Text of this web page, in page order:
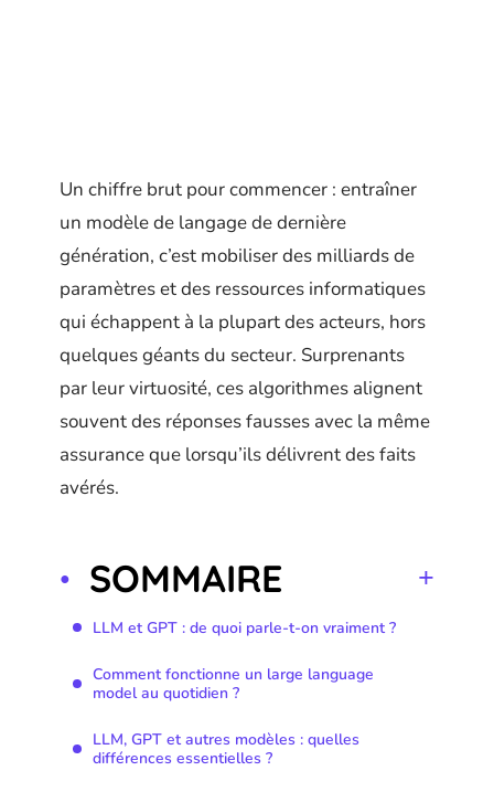
Un chiffre brut pour commencer : entraîner
un modèle de langage de dernière
génération, c’est mobiliser des milliards de
paramètres et des ressources informatiques
qui échappent à la plupart des acteurs, hors
quelques géants du secteur. Surprenants
par leur virtuosité, ces algorithmes alignent
souvent des réponses fausses avec la même
assurance que lorsqu’ils délivrent des faits
avérés.
SOMMAIRE
LLM et GPT : de quoi parle-t-on vraiment ?
Comment fonctionne un large language
model au quotidien ?
LLM, GPT et autres modèles : quelles
différences essentielles ?